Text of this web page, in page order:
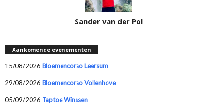
Sander van der Pol
Aankomende evenementen
15/08/2026 Bloemencorso Leersum
29/08/2026 Bloemencorso Vollenhove
05/09/2026 Taptoe Winssen